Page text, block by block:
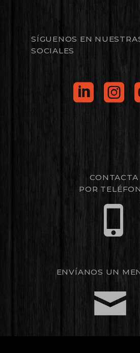
SÍGUENOS EN
SOCIALES
CONTACTA
POR
ENVÍANOS UN